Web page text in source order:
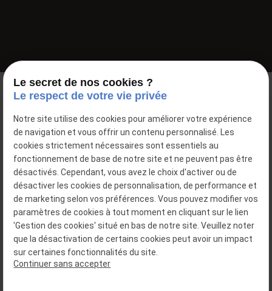
03 26 49 22 16
6, rue de Clairizet
51390 COULOMMES-LA-MONTAGNE
Le secret de nos cookies ?
Le respect de votre vie privée
Notre site utilise des cookies pour améliorer votre expérience
de navigation et vous offrir un contenu personnalisé. Les
cookies strictement nécessaires sont essentiels au
fonctionnement de base de notre site et ne peuvent pas être
désactivés. Cependant, vous avez le choix d'activer ou de
désactiver les cookies de personnalisation, de performance et
de marketing selon vos préférences. Vous pouvez modifier vos
paramètres de cookies à tout moment en cliquant sur le lien
'Gestion des cookies' situé en bas de notre site. Veuillez noter
que la désactivation de certains cookies peut avoir un impact
sur certaines fonctionnalités du site.
Continuer sans accepter